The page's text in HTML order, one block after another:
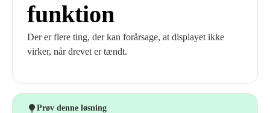
funktion
Der er flere ting, der kan forårsage, at displayet ikke
virker, når drevet er tændt.
Prøv denne løsning